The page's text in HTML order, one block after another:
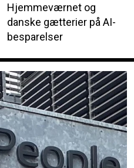
Hjemmeværnet og
danske gætterier på AI-
besparelser